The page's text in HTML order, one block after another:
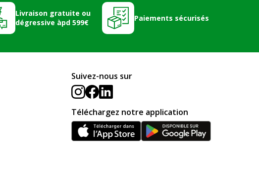
Livraison gratuite ou
dégressive àpd 599€
Paiements sécurisés
Suivez-nous sur
Téléchargez notre application